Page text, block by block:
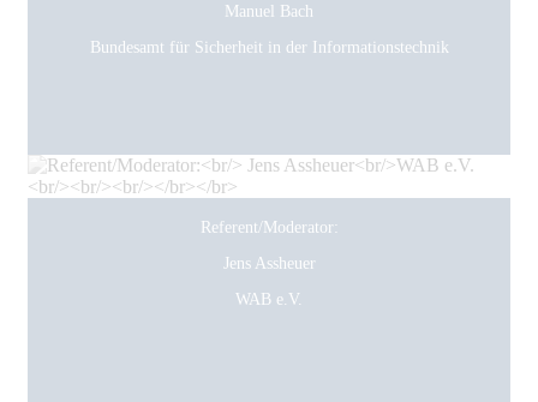
Manuel Bach
Bundesamt für Sicherheit in der Informationstechnik
Referent/Moderator:
Jens Assheuer
WAB e.V.